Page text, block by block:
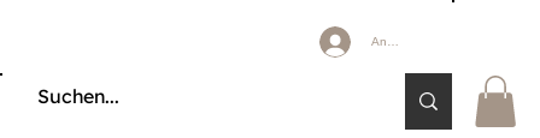
Anmelden